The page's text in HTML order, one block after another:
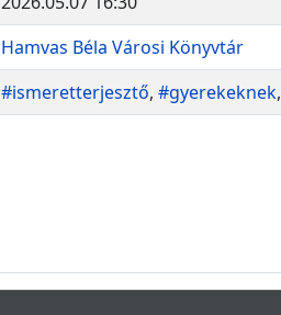
Hamvas Béla Városi Könyvtár
#ismeretterjesztő, #gyerekeknek,